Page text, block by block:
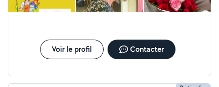
Voir le profil Contacter